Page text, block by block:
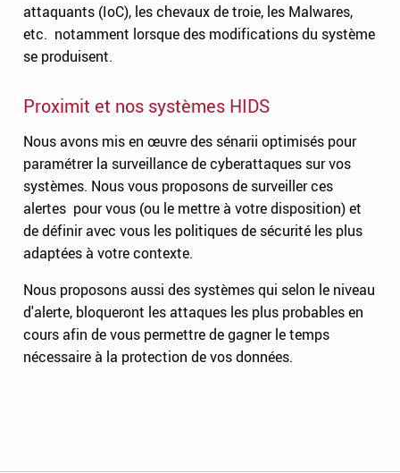
attaquants (IoC), les chevaux de troie, les Malwares,
etc. notamment lorsque des modifications du système
se produisent.
Proximit et nos systèmes HIDS
Nous avons mis en œuvre des sénarii optimisés pour
paramétrer la surveillance de cyberattaques sur vos
systèmes. Nous vous proposons de surveiller ces
alertes pour vous (ou le mettre à votre disposition) et
de définir avec vous les politiques de sécurité les plus
adaptées à votre contexte.
Nous proposons aussi des systèmes qui selon le niveau
d'alerte, bloqueront les attaques les plus probables en
cours afin de vous permettre de gagner le temps
nécessaire à la protection de vos données.